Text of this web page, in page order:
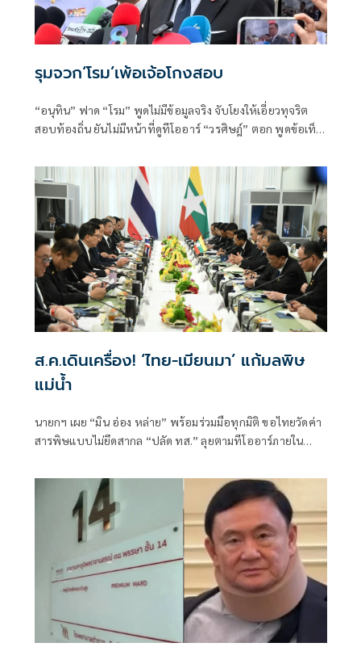
รุมจวก‘โรม’เพ้อเจ้อโกงสอบ
“อนุทิน” ฟาด “โรม” พูดไม่มีข้อมูลจริง จับโยงให้เอี่ยวทุจริต
สอบท้องถิ่น ยันไม่มีหน้าที่ดูทีโออาร์ “วรศิษฎ์” ตอก พูดข้อเท็จ
ส.ค.เดินเครื่อง! ‘ไทย-เมียนมา’ แก้มลพิษ
แม่นํ้า
นายกฯ เผย “มิน อ่อง หล่าย” พร้อมร่วมมือทุกมิติ ขอไทยวัดค่า
สารพิษแบบไม่ยึดสากล “ปลัด ทส.” ลุยตามทีโออาร์ภายใน
การทูตไทยบนเวทีโลก